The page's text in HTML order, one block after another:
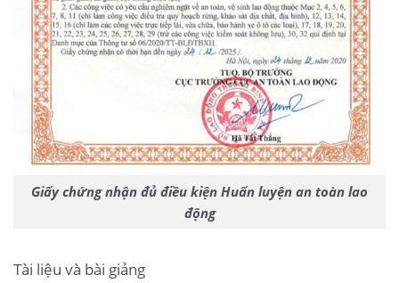
Giấy chứng nhận đủ điều kiện Huấn luyện an toàn lao
động
Tài liệu và bài giảng